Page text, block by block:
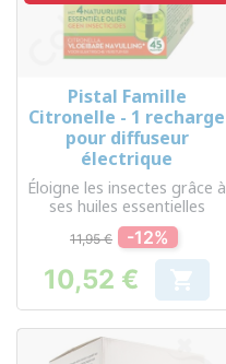
Pistal Famille
Citronelle - 1 recharge
pour diffuseur
électrique
Éloigne les insectes grâce à
ses huiles essentielles
11,95 € -12%
Prix
10,52 € 